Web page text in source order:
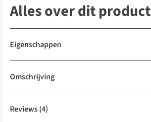
Alles over dit product
Eigenschappen
Omschrijving
Reviews(4)